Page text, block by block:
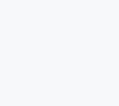
позволяет
и области
модели счетных
и
что сильно